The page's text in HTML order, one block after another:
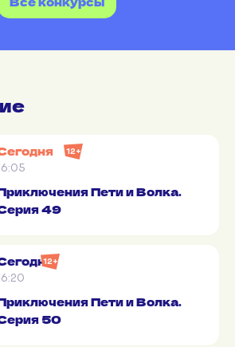
Пети и Волка.
49
12+
Пети и Волка.
50
12+